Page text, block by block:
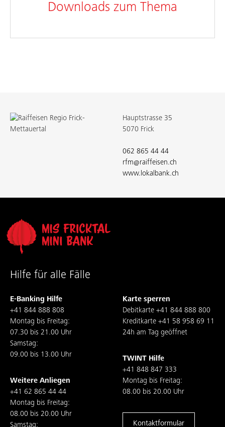
Downloads zum Thema
Hauptstrasse 35
5070 Frick
062 865 44 44
rfm@raiffeisen.ch
www.lokalbank.ch
Hilfe für alle Fälle
E-Banking Hilfe
+41 844 888 808
Montag bis Freitag:
07.30 bis 21.00 Uhr
Samstag:
09.00 bis 13.00 Uhr
Weitere Anliegen
+41 62 865 44 44
Montag bis Freitag:
08.00 bis 20.00 Uhr
Samstag:
Karte sperren
Debitkarte +41 844 888 800
Kreditkarte +41 58 958 69 11
24h am Tag geöffnet
TWINT Hilfe
+41 848 847 333
Montag bis Freitag:
08.00 bis 20.00 Uhr
Kontaktformular